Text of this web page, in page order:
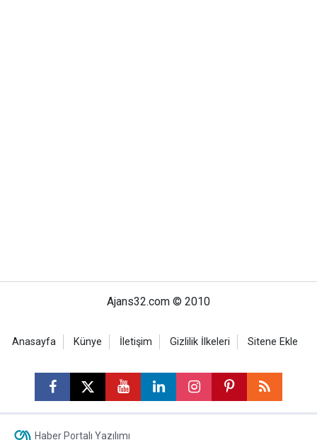
Ajans32.com © 2010
Anasayfa Künye İletişim Gizlilik İlkeleri Sitene Ekle
Haber Portalı Yazılımı